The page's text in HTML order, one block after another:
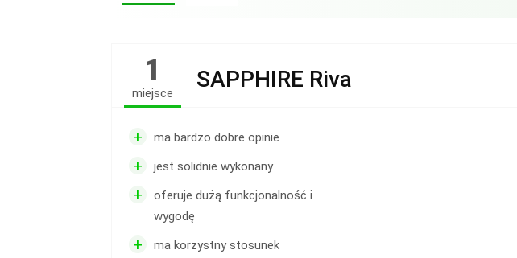
1
miejsce
SAPPHIRE Riva
+ ma bardzo dobre opinie
+ jest solidnie wykonany
+
oferuje dużą funkcjonalność i
wygodę
+
ma korzystny stosunek